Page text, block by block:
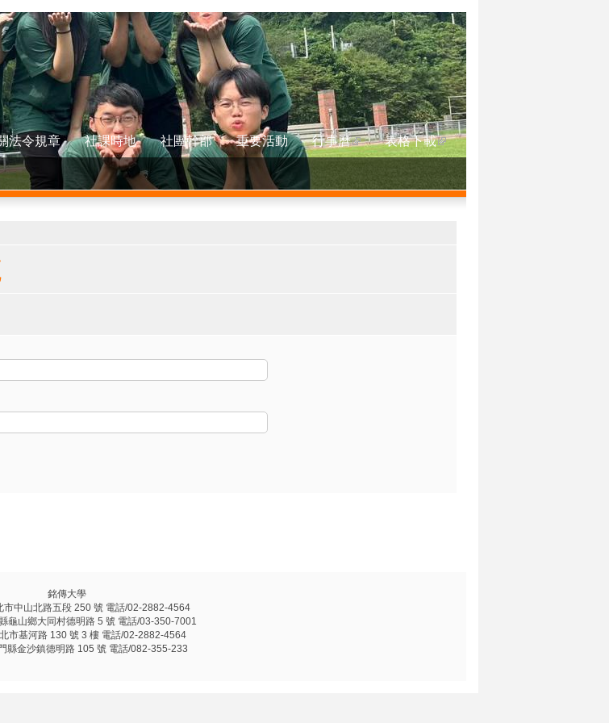
法令規章 社課時地 社團幹部 重要活動 行事曆 表格下載
銘傳大學
市中山北路五段 250 號 電話/02-2882-4564
龜山鄉大同村德明路 5 號 電話/03-350-7001
市基河路 130 號 3 樓 電話/02-2882-4564
縣金沙鎮德明路 105 號 電話/082-355-233